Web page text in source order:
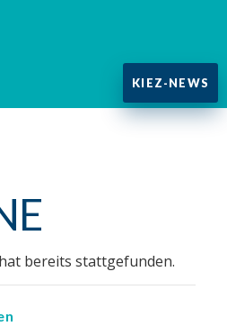
KIEZ-NEWS
bereits stattgefunden.